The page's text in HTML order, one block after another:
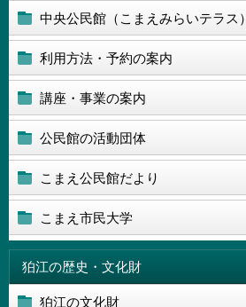
中央公民館（こまえみらいテラス）
利用方法・予約の案内
講座・事業の案内
公民館の活動団体
こまえ公民館だより
こまえ市民大学
狛江の歴史・文化財
狛江の文化財